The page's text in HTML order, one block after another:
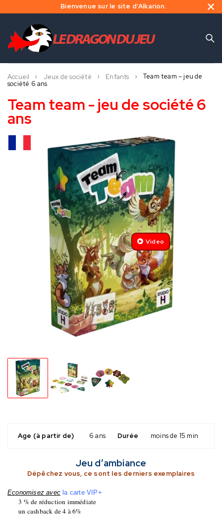
Bienvenue sur le site d'Alkarion.
Accueil Jeux de société Enfants
Team team – jeu de
société 6 ans
Team team - jeu de société 6
ans
Video
Age (à partir de) 6 ans Durée moins de 15 min
Jeu d’ambiance
Dépêchez vous, ce sont les derniers exemplaires
Economisez avec la carte VIP+
3 % de réduction immédiate
un cashback de 4 à 6%